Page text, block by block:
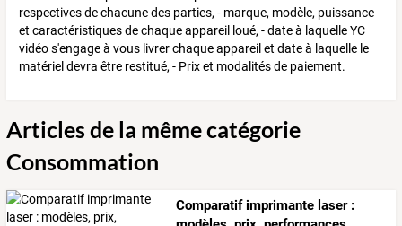
respectives de chacune des parties, - marque, modèle, puissance
et caractéristiques de chaque appareil loué, - date à laquelle YC
vidéo s'engage à vous livrer chaque appareil et date à laquelle le
matériel devra être restitué, - Prix et modalités de paiement.
Articles de la même catégorie
Consommation
Comparatif imprimante laser :